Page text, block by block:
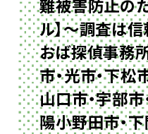
難被害防止の
ル】〜調査は
おば探偵事務
市・光市・下松
山口市・宇部市
陽小野田市・下